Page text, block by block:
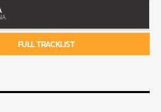
FULL TRACKLIST